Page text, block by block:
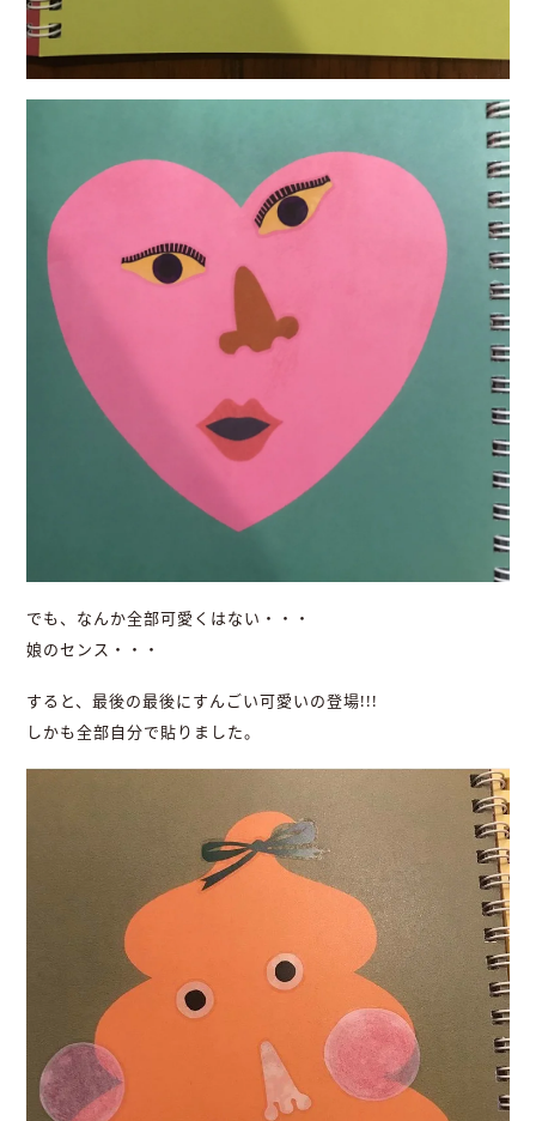
でも、なんか全部可愛くはない・・・
娘のセンス・・・
すると、最後の最後にすんごい可愛いの登場!!!
しかも全部自分で貼りました。